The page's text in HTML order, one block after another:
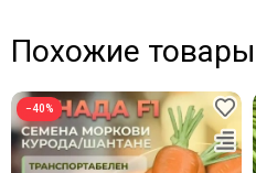
Похожие товары
−40%